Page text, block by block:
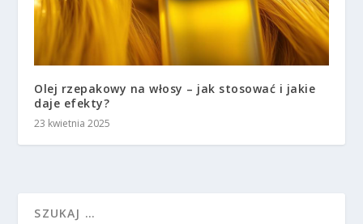
Olej rzepakowy na włosy – jak stosować i jakie
daje efekty?
23 kwietnia 2025